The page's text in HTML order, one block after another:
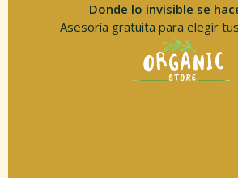
Donde lo invisible se
Asesoría gratuita para elegir